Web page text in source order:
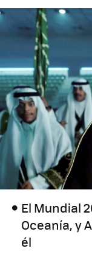
El Mundial
Oceanía, y
él